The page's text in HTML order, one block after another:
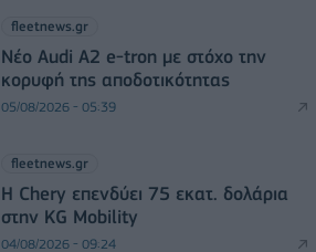
fleetnews.gr
Νέο Audi A2 e-tron με στόχο την
κορυφή της αποδοτικότητας
05/08/2026 - 05:39
fleetnews.gr
Η Chery επενδύει 75 εκατ. δολάρια
στην KG Mobility
04/08/2026 - 09:24